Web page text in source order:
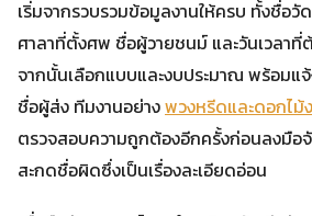
เริ่มจากรวบรวมข้อมูลงานให้ครบ ทั้งชื่อ
ศาลาที่ตั้งศพ ชื่อผู้วายชนม์ และวันเวลาที่
จากนั้นเลือกแบบและงบประมาณ พร้อมแ
ชื่อผู้ส่ง ทีมงานอย่างพวงหรีดและดอกไ
ตรวจสอบความถูกต้องอีกครั้งก่อนลงมือ
สะกดชื่อผิดซึ่งเป็นเรื่องละเอียดอ่อน